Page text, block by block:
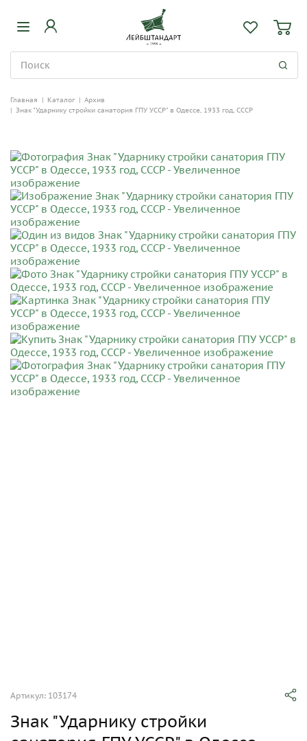
Главная | Каталог | Архив
| Знак "Ударнику стройки санатория ГПУ УССР" в Одессе, 1933 год, СССР
Артикул: 103174
Знак "Ударнику стройки